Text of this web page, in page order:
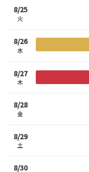
8/25
火
8/26
水
8/27
木
8/28
金
8/29
土
8/30